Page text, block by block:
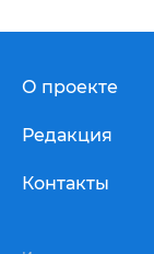
О проекте
Редакция
Контакты